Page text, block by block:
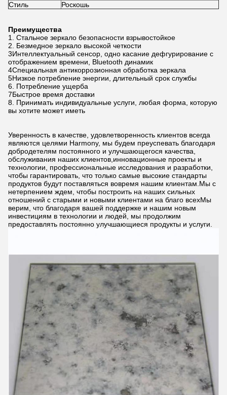
Стиль Роскошь
Преимущества
1. Стальное зеркало безопасности взрывостойкое
2. Безмедное зеркало высокой четкости
3Интеллектуальный сенсор, одно касание дефгурирование с
отображением времени, Bluetooth динамик
4Специальная антикоррозионная обработка зеркала
5Низкое потребление энергии, длительный срок службы
6. Потребление ущерба
7Быстрое время доставки
8. Принимать индивидуальные услуги, любая форма, которую
вы хотите может иметь
Уверенность в качестве, удовлетворенность клиентов всегда
являются целями Harmony, мы будем преуспевать благодаря
добродетелям постоянного и улучшающегося качества,
обслуживания наших клиентов,инновационные проекты и
технологии, профессиональные исследования и разработки,
чтобы гарантировать, что только самые высокие стандарты
продуктов будут поставляться вовремя нашим клиентам.Мы с
нетерпением ждем, чтобы построить на наших сильных
отношений с старыми и новыми клиентами на благо всехМы
верим, что благодаря вашей поддержке и нашим новым
инвестициям в технологии и людей, мы продолжим
предоставлять постоянно улучшающиеся продукты и услуги.